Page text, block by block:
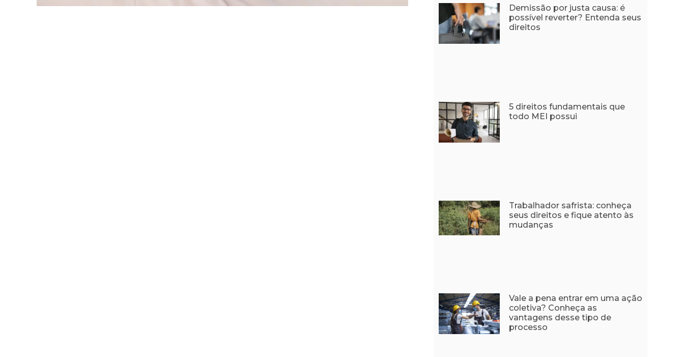
Demissão por justa causa: é
possível reverter? Entenda seus
direitos
5 direitos fundamentais que
todo MEI possui
Trabalhador safrista: conheça
seus direitos e fique atento às
mudanças
Vale a pena entrar em uma ação
coletiva? Conheça as
vantagens desse tipo de
processo